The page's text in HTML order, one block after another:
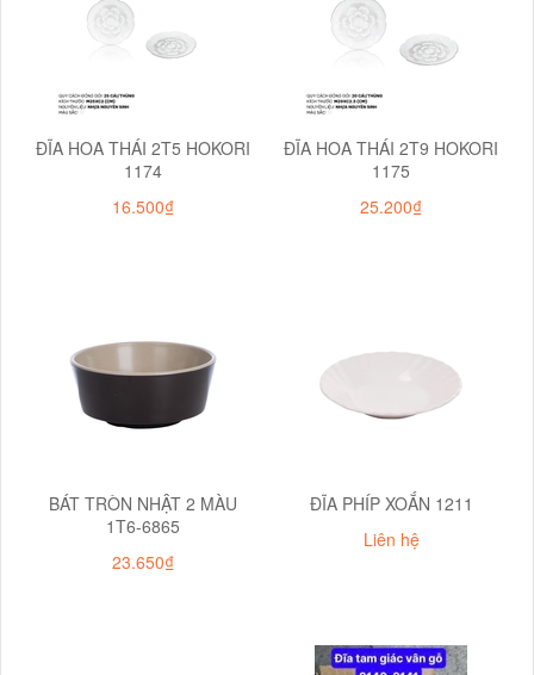
ĐĨA HOA THÁI 2T5 HOKORI
1174
16.500₫
ĐĨA HOA THÁI 2T9 HOKORI
1175
25.200₫
BÁT TRÒN NHẬT 2 MÀU
1T6-6865
23.650₫
ĐĨA PHÍP XOẮN 1211
Liên hệ